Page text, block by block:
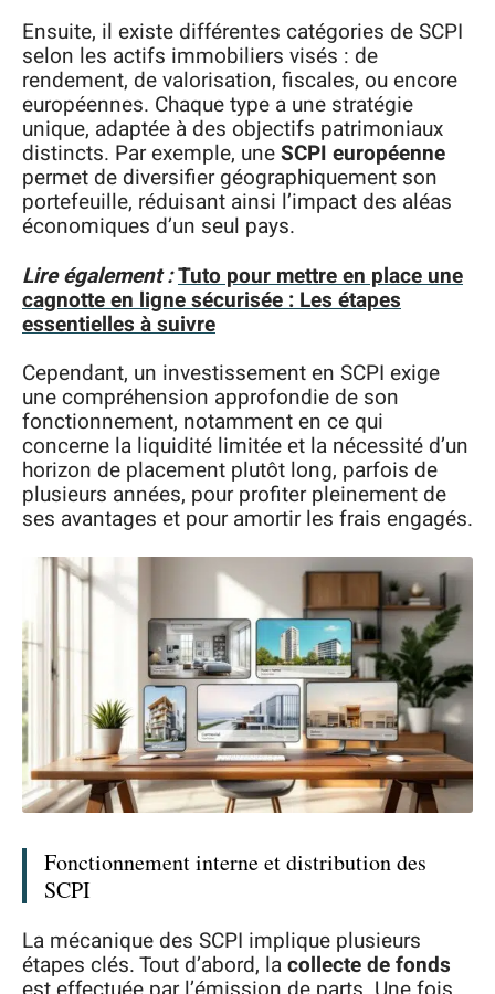
Ensuite, il existe différentes catégories de SCPI
selon les actifs immobiliers visés : de
rendement, de valorisation, fiscales, ou encore
européennes. Chaque type a une stratégie
unique, adaptée à des objectifs patrimoniaux
distincts. Par exemple, uneSCPI européenne
permet de diversifier géographiquement son
portefeuille, réduisant ainsi l’impact des aléas
économiques d’un seul pays.
Lire également :Tuto pour mettre en place une
cagnotte en ligne sécurisée : Les étapes
essentielles à suivre
Cependant, un investissement en SCPI exige
une compréhension approfondie de son
fonctionnement, notamment en ce qui
concerne la liquidité limitée et la nécessité d’un
horizon de placement plutôt long, parfois de
plusieurs années, pour profiter pleinement de
ses avantages et pour amortir les frais engagés.
Fonctionnement interne et distribution des
SCPI
La mécanique des SCPI implique plusieurs
étapes clés. Tout d’abord, lacollecte de fonds